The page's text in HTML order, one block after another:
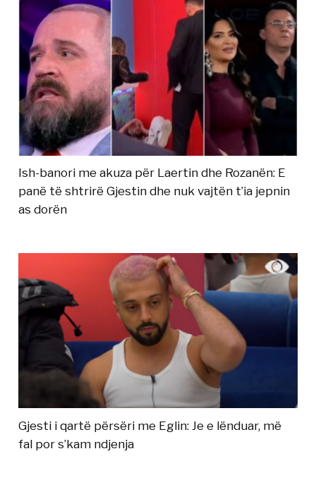
Ish-banori me akuza për Laertin dhe Rozanën: E
panë të shtrirë Gjestin dhe nuk vajtën t’ia jepnin
as dorën
Gjesti i qartë përsëri me Eglin: Je e lënduar, më
fal por s’kam ndjenja